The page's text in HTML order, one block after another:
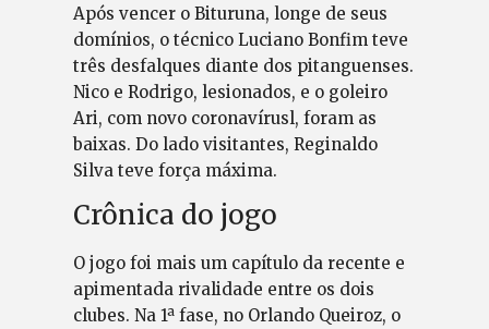
Após vencer o Bituruna, longe de seus
domínios, o técnico Luciano Bonfim teve
três desfalques diante dos pitanguenses.
Nico e Rodrigo, lesionados, e o goleiro
Ari, com novo coronavírusl, foram as
baixas. Do lado visitantes, Reginaldo
Silva teve força máxima.
Crônica do jogo
O jogo foi mais um capítulo da recente e
apimentada rivalidade entre os dois
clubes. Na 1ª fase, no Orlando Queiroz, o